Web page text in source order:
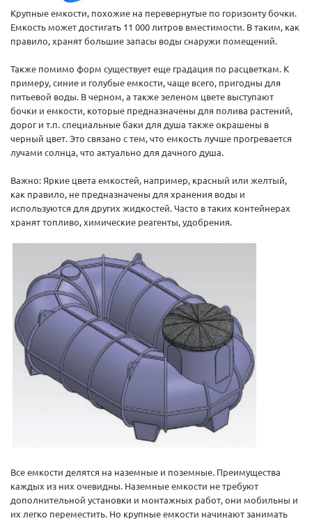
Крупные емкости, похожие на перевернутые по горизонту бочки.
Емкость может достигать 11 000 литров вместимости. В таким, как
правило, хранят большие запасы воды снаружи помещений.
Также помимо форм существует еще градация по расцветкам. К
примеру, синие и голубые емкости, чаще всего, пригодны для
питьевой воды. В черном, а также зеленом цвете выступают
бочки и емкости, которые предназначены для полива растений,
дорог и т.п. специальные баки для душа также окрашены в
черный цвет. Это связано с тем, что емкость лучше прогревается
лучами солнца, что актуально для дачного душа.
Важно: Яркие цвета емкостей, например, красный или желтый,
как правило, не предназначены для хранения воды и
используются для других жидкостей. Часто в таких контейнерах
хранят топливо, химические реагенты, удобрения.
Все емкости делятся на наземные и поземные. Преимущества
каждых из них очевидны. Наземные емкости не требуют
дополнительной установки и монтажных работ, они мобильны и
их легко переместить. Но крупные емкости начинают занимать